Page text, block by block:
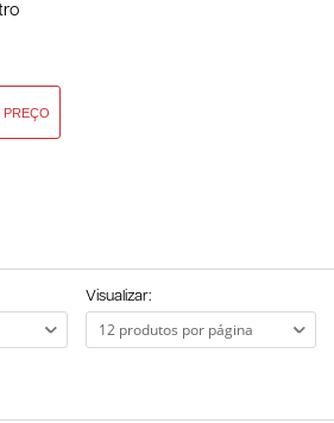
Visualizar: